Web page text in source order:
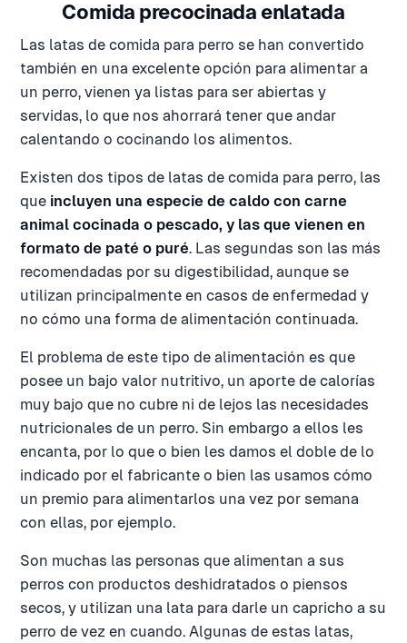
Comida precocinada enlatada
Las latas de comida para perro se han convertido
también en una excelente opción para alimentar a
un perro, vienen ya listas para ser abiertas y
servidas, lo que nos ahorrará tener que andar
calentando o cocinando los alimentos.
Existen dos tipos de latas de comida para perro, las
que incluyen una especie de caldo con carne
animal cocinada o pescado, y las que vienen en
formato de paté o puré. Las segundas son las más
recomendadas por su digestibilidad, aunque se
utilizan principalmente en casos de enfermedad y
no cómo una forma de alimentación continuada.
El problema de este tipo de alimentación es que
posee un bajo valor nutritivo, un aporte de calorías
muy bajo que no cubre ni de lejos las necesidades
nutricionales de un perro. Sin embargo a ellos les
encanta, por lo que o bien les damos el doble de lo
indicado por el fabricante o bien las usamos cómo
un premio para alimentarlos una vez por semana
con ellas, por ejemplo.
Son muchas las personas que alimentan a sus
perros con productos deshidratados o piensos
secos, y utilizan una lata para darle un capricho a su
perro de vez en cuando. Algunas de estas latas,